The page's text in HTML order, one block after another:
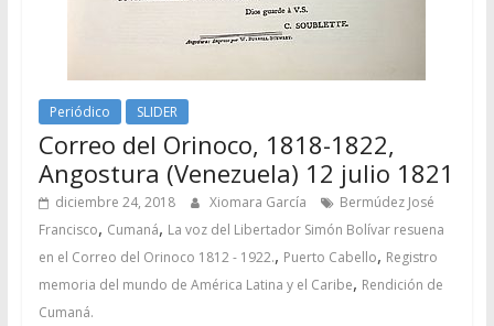
Periódico SLIDER
Correo del Orinoco, 1818-1822,
Angostura (Venezuela) 12 julio 1821
diciembre 24, 2018 Xiomara García
Bermúdez José
Francisco, Cumaná, La voz del Libertador Simón Bolívar resuena
en el Correo del Orinoco 1812 - 1922., Puerto Cabello, Registro
memoria del mundo de América Latina y el Caribe, Rendición de
Cumaná.